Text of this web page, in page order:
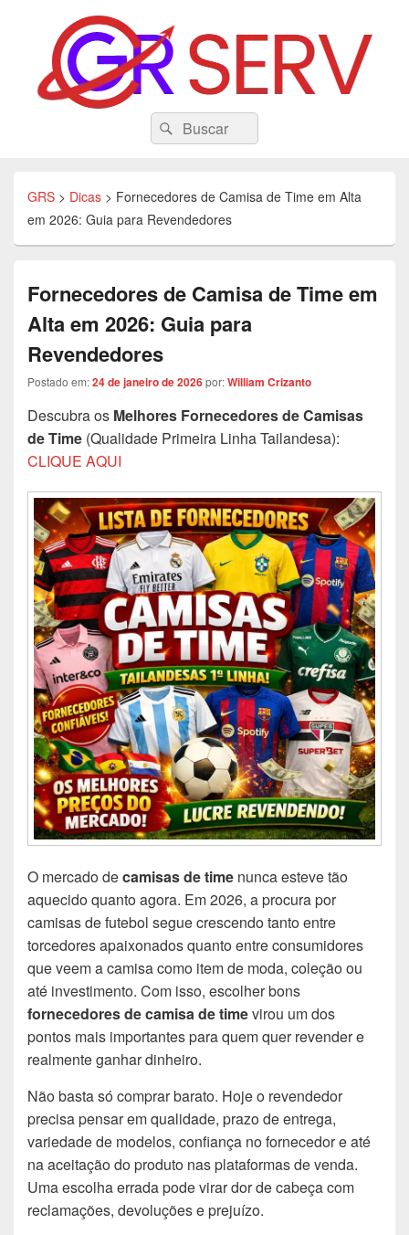
Tecnologia, Eduacação, Dicas e Variedades
Search
for:
Pesquisar
GRS > Dicas > Fornecedores de Camisa de Time em Alta
em 2026: Guia para Revendedores
Fornecedores de Camisa de Time em
Alta em 2026: Guia para
Revendedores
Postado em:24 de janeiro de 2026por:William Crizanto
Descubra os Melhores Fornecedores de Camisas
de Time (Qualidade Primeira Linha Tailandesa):
CLIQUE AQUI
O mercado decamisas de time nunca esteve tão
aquecido quanto agora. Em 2026, a procura por
camisas de futebol segue crescendo tanto entre
torcedores apaixonados quanto entre consumidores
que veem a camisa como item de moda, coleção ou
até investimento. Com isso, escolher bons
fornecedores de camisa de timevirou um dos
pontos mais importantes para quem quer revender e
realmente ganhar dinheiro.
Não basta só comprar barato. Hoje o revendedor
precisa pensar em qualidade, prazo de entrega,
variedade de modelos, confiança no fornecedor e até
na aceitação do produto nas plataformas de venda.
Uma escolha errada pode virar dor de cabeça com
reclamações, devoluções e prejuízo.